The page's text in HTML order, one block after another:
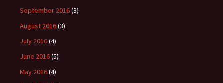
September 2016(3)
August 2016(3)
July 2016(4)
June 2016(5)
May 2016(4)